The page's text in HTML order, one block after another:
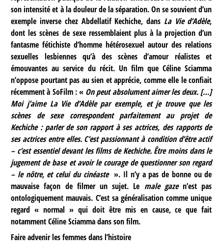
son intensité et à la douleur de la séparation. On se souvient d’un
exemple inverse chez Abdellatif Kechiche, dans La Vie d’Adèle,
dont les scènes de sexe ressemblaient plus à la projection d’un
fantasme fétichiste d’homme hétérosexuel autour des relations
sexuelles lesbiennes qu’à des scènes d’amour réalistes et
émouvantes au service du récit. Un film que Céline Sciamma
n’oppose pourtant pas au sien et apprécie, comme elle le confiait
récemment à SoFilm : « On peut absolument aimer les deux. […]
Moi j’aime La Vie d’Adèle par exemple, et je trouve que les
scènes de sexe correspondent parfaitement au projet de
Kechiche : parler de son rapport à ses actrices, des rapports de
ses actrices entre elles. C’est passionnant à condition d’être actif
– c’est essentiel devant les films de Kechiche. Être moins dans le
jugement de base et avoir le courage de questionner son regard
– le nôtre, et celui du cinéaste ». Il n’y a pas de bonne ou de
mauvaise façon de filmer un sujet. Le male gazen’est pas
ontologiquement mauvais. C’est sa généralisation comme unique
regard « normal » qui doit être mis en cause, ce que fait
notamment Céline Sciamma dans son film.
Faire advenir les femmes dans l’histoire